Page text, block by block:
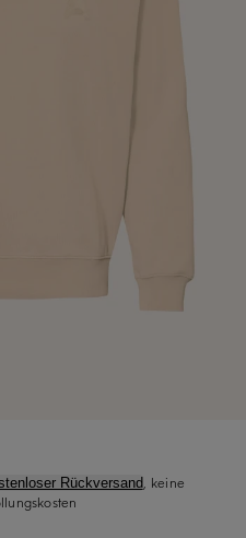
Rückversand, keine